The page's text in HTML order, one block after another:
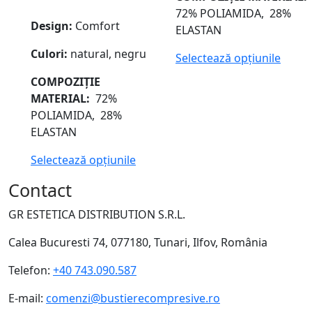
Design: Comfort
Culori: natural, negru
COMPOZIȚIE
MATERIAL: 72%
POLIAMIDA, 28%
ELASTAN
Selectează opțiunile
72% POLIAMIDA, 28%
ELASTAN
Selectează opțiunile
Contact
GR ESTETICA DISTRIBUTION S.R.L.
Calea Bucuresti 74, 077180, Tunari, Ilfov, România
Telefon: +40 743.090.587
E-mail: comenzi@bustierecompresive.ro